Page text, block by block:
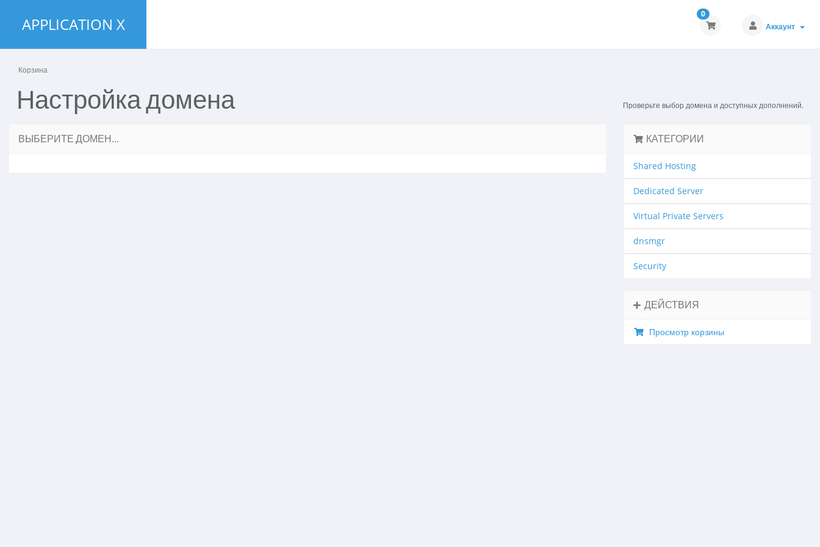
APPLICATION X
0
Аккаунт
Корзина
Настройка домена Проверьте выбор домена и доступных дополнений.
ВЫБЕРИТЕ ДОМЕН... КАТЕГОРИИ
Shared Hosting
Dedicated Server
Virtual Private Servers
dnsmgr
Security
ДЕЙСТВИЯ
Просмотр корзины